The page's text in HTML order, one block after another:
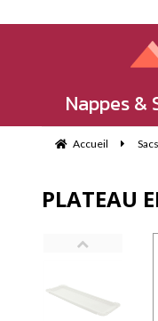
Nappes &
Accueil
PLATEAU